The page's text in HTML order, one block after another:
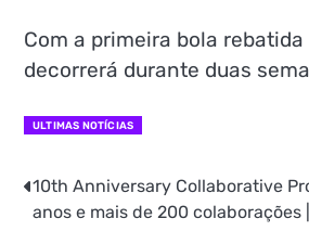
Com a primeira bola
decorrerá durante duas
ULTIMAS NOTÍCIAS
Navegação
10th Anniversary Collaborative
anos e mais de 200 colaborações